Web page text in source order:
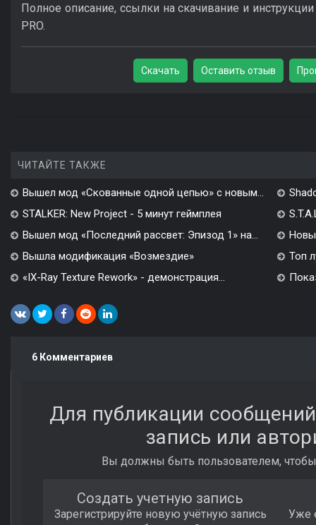
Полное описание, ссылки на скачивание и
PRO.
Скачать Оставить отзыв
ЧИТАЙТЕ ТАКЖЕ
Вышел мод «Скованные одной цепью» с новым...
STALKER: New Project - 5 минут геймплея
Вышел мод «Последний рассвет: Эпизод 1» на...
Вышла модификация «Возмездие»
Топ
«IX-Ray Texture Rework» - демонстрация...
6 Комментариев
Для публикации
запись или
Вы должны быть пользователем,
Создать учетную запись
Зарегистрируйте новую учётную запись
Уже